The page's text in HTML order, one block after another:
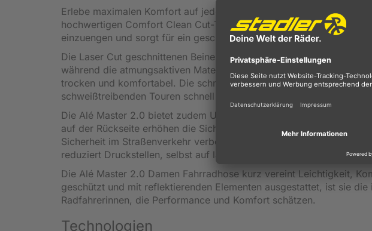
Erlebe maximalen Komfort auf jeder Radtour mit der Alé Master 2.0
hochwertigen Comfort Clean Cut-Textils passt sich die Hose perfekt
einzuengen und sorgt für ein geschmeidiges Fahrgefühl.
Die Laser Cut geschnittenen Beine verleihen der Hose eine präzise
während die atmungsaktiven Materialien für ideale Belüftung sorgen.
trocken und komfortabel. Die schnelle Trocknung des Stoffes
schweißtreibenden Touren schnell wieder einsatzbereit bist.
Die Alé Master 2.0 bietet zudem UV-Schutz, sodass Deine Haut
auf der Rückseite erhöhen die Sichtbarkeit bei Dämmerung oder
Sicherheit im Straßenverkehr verbessert. Das integrierte w4h
reduziert Druckstellen, selbst auf längeren Touren.
Die Alé Master 2.0 Damen Fahrradhose kurz vereint Leichtigkeit,
geschützt und mit reflektierenden Elementen ausgestattet, ist sie
Radfahrerinnen, die Performance und Komfort schätzen.
Technologien